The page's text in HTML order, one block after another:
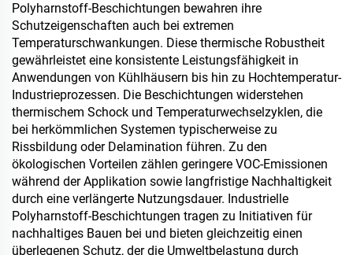
Polyharnstoff-Beschichtungen bewahren ihre
Schutzeigenschaften auch bei extremen
Temperaturschwankungen. Diese thermische Robustheit
gewährleistet eine konsistente Leistungsfähigkeit in
Anwendungen von Kühlhäusern bis hin zu Hochtemperatur-
Industrieprozessen. Die Beschichtungen widerstehen
thermischem Schock und Temperaturwechselzyklen, die
bei herkömmlichen Systemen typischerweise zu
Rissbildung oder Delamination führen. Zu den
ökologischen Vorteilen zählen geringere VOC-Emissionen
während der Applikation sowie langfristige Nachhaltigkeit
durch eine verlängerte Nutzungsdauer. Industrielle
Polyharnstoff-Beschichtungen tragen zu Initiativen für
nachhaltiges Bauen bei und bieten gleichzeitig einen
überlegenen Schutz, der die Umweltbelastung durch